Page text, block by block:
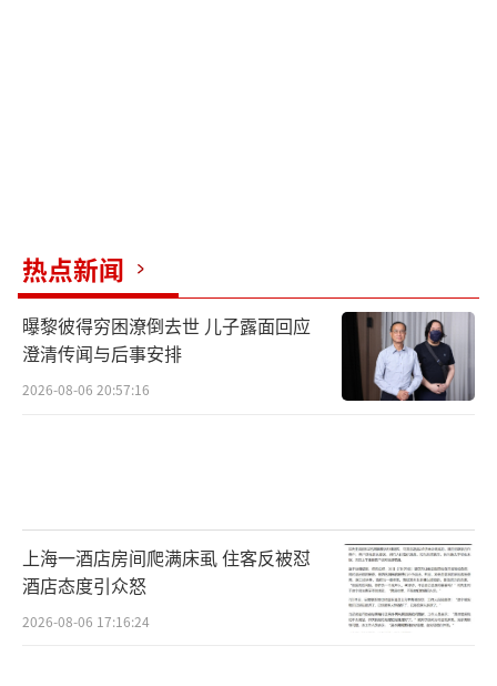
热点新闻
曝黎彼得穷困潦倒去世 儿子露面回应
澄清传闻与后事安排
2026-08-06 20:57:16
上海一酒店房间爬满床虱 住客反被怼
酒店态度引众怒
2026-08-06 17:16:24